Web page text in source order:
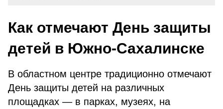
Как отмечают День защиты
детей в Южно-Сахалинске
В областном центре традиционно отмечают
День защиты детей на различных
площадках — в парках, музеях, на